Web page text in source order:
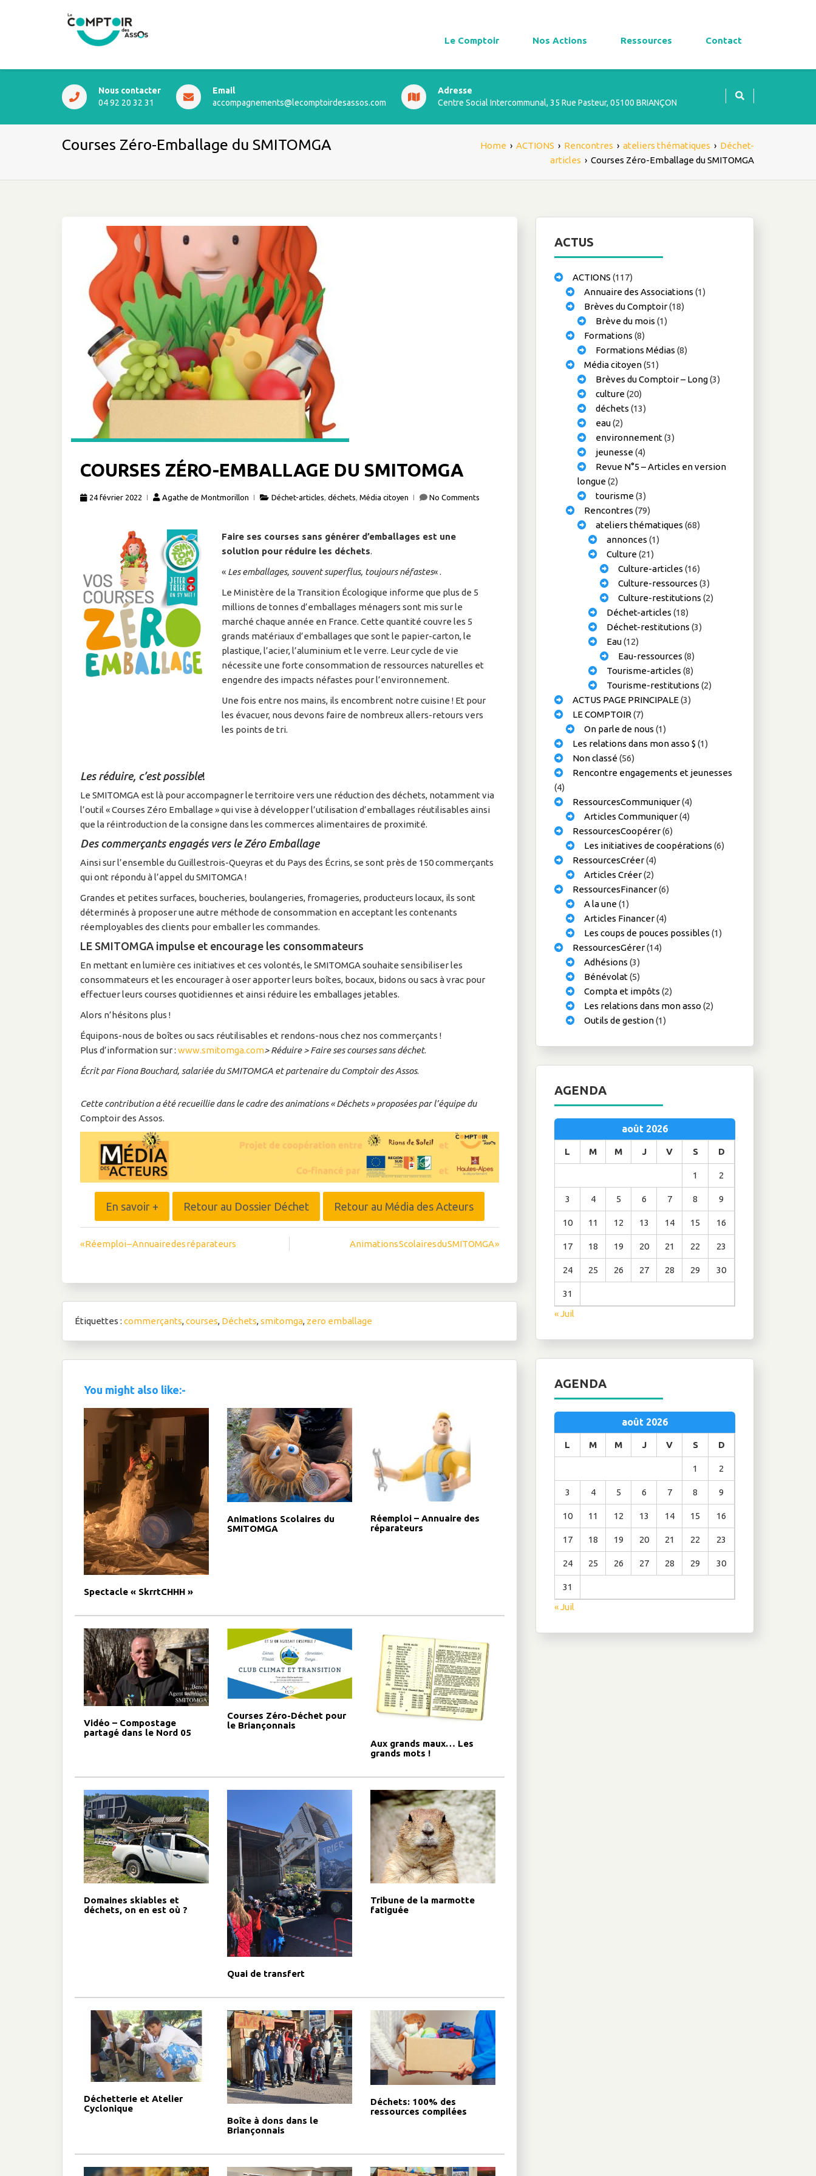
Le Comptoir Nos Actions Ressources Contact
Nous contacter
04 92 20 32 31
Email
accompagnements@lecomptoirdesassos.com
Adresse
Centre Social Intercommunal, 35 Rue Pasteur, 05100 BRIANÇON
Courses Zéro-Emballage du SMITOMGA Home › ACTIONS › Rencontres › ateliers thématiques › Déchet-
articles › Courses Zéro-Emballage du SMITOMGA
COURSES ZÉRO-EMBALLAGE DU SMITOMGA
24 février 2022 Agathe de Montmorillon Déchet-articles, déchets, Média citoyen No Comments
Faire ses courses sans générer d’emballages est une
solution pour réduire les déchets.
« Les emballages, souvent superflus, toujours néfastes« .
Le Ministère de la Transition Écologique informe que plus de 5
millions de tonnes d’emballages ménagers sont mis sur le
marché chaque année en France. Cette quantité couvre les 5
grands matériaux d’emballages que sont le papier-carton, le
plastique, l’acier, l’aluminium et le verre. Leur cycle de vie
nécessite une forte consommation de ressources naturelles et
engendre des impacts néfastes pour l’environnement.
Une fois entre nos mains, ils encombrent notre cuisine ! Et pour
les évacuer, nous devons faire de nombreux allers-retours vers
les points de tri.
Les réduire, c’est possible!
Le SMITOMGA est là pour accompagner le territoire vers une réduction des déchets, notamment via
l’outil « Courses Zéro Emballage » qui vise à développer l’utilisation d’emballages réutilisables ainsi
que la réintroduction de la consigne dans les commerces alimentaires de proximité.
Des commerçants engagés vers le Zéro Emballage
Ainsi sur l’ensemble du Guillestrois-Queyras et du Pays des Écrins, se sont près de 150 commerçants
qui ont répondu à l’appel du SMITOMGA !
Grandes et petites surfaces, boucheries, boulangeries, fromageries, producteurs locaux, ils sont
déterminés à proposer une autre méthode de consommation en acceptant les contenants
réemployables des clients pour emballer les commandes.
LE SMITOMGA impulse et encourage les consommateurs
En mettant en lumière ces initiatives et ces volontés, le SMITOMGA souhaite sensibiliser les
consommateurs et les encourager à oser apporter leurs boîtes, bocaux, bidons ou sacs à vrac pour
effectuer leurs courses quotidiennes et ainsi réduire les emballages jetables.
Alors n’hésitons plus !
Équipons-nous de boîtes ou sacs réutilisables et rendons-nous chez nos commerçants !
Plus d’information sur : www.smitomga.com> Réduire > Faire ses courses sans déchet.
Écrit par Fiona Bouchard, salariée du SMITOMGA et partenaire du Comptoir des Assos.
Cette contribution a été recueillie dans le cadre des animations « Déchets » proposées par l’équipe du
Comptoir des Assos.
En savoir + Retour au Dossier Déchet Retour au Média des Acteurs
Navigation
l’article
« Réemploi – Annuaire des réparateurs Animations Scolaires du SMITOMGA »
Étiquettes : commerçants,courses, Déchets,smitomga, zero emballage
You might also like:-
Spectacle « SkrrtCHHH »
Animations Scolaires du
SMITOMGA
Réemploi – Annuaire des
réparateurs
Vidéo – Compostage
partagé dans le Nord 05
Courses Zéro-Déchet pour
le Briançonnais
Aux grands maux… Les
grands mots !
Domaines skiables et
déchets, on en est où ?
Quai de transfert
Tribune de la marmotte
fatiguée
Déchetterie et Atelier
Cyclonique
Boîte à dons dans le
Briançonnais
Déchets: 100% des
ressources compilées
ACTUS
ACTIONS (117)
Annuaire des Associations (1)
Brèves du Comptoir(18)
Brève du mois (1)
Formations (8)
Formations Médias (8)
Média citoyen(51)
Brèves du Comptoir – Long(3)
culture(20)
déchets (13)
eau(2)
environnement(3)
jeunesse(4)
Revue N°5 – Articles en version
longue(2)
tourisme(3)
Rencontres (79)
ateliers thématiques (68)
annonces (1)
Culture(21)
Culture-articles (16)
Culture-ressources (3)
Culture-restitutions (2)
Déchet-articles (18)
Déchet-restitutions (3)
Eau(12)
Eau-ressources (8)
Tourisme-articles (8)
Tourisme-restitutions (2)
ACTUS PAGE PRINCIPALE(3)
LE COMPTOIR (7)
On parle de nous (1)
Les relations dans mon asso $ (1)
Non classé(56)
Rencontre engagements et jeunesses
(4)
RessourcesCommuniquer(4)
Articles Communiquer(4)
RessourcesCoopérer(6)
Les initiatives de coopérations (6)
RessourcesCréer(4)
Articles Créer(2)
RessourcesFinancer(6)
A la une(1)
Articles Financer(4)
Les coups de pouces possibles (1)
RessourcesGérer(14)
Adhésions (3)
Bénévolat(5)
Compta et impôts (2)
Les relations dans mon asso (2)
Outils de gestion(1)
AGENDA
août 2026
L M M J V S D
1 2
3 4 5 6 7 8 9
10 11 12 13 14 15 16
17 18 19 20 21 22 23
24 25 26 27 28 29 30
31
« Juil
AGENDA
août 2026
L M M J V S D
1 2
3 4 5 6 7 8 9
10 11 12 13 14 15 16
17 18 19 20 21 22 23
24 25 26 27 28 29 30
31
« Juil